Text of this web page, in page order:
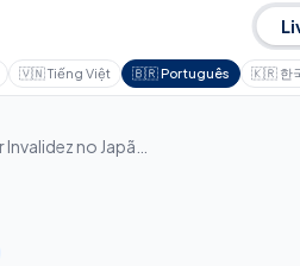
🇻🇳Tiếng Việt 🇧🇷Português 🇰🇷 한